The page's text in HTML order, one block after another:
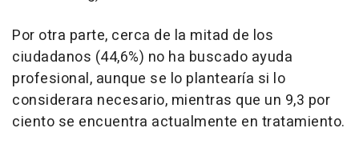
Por otra parte, cerca de la mitad de los
ciudadanos (44,6%) no ha buscado ayuda
profesional, aunque se lo plantearía si lo
considerara necesario, mientras que un 9,3 por
ciento se encuentra actualmente en tratamiento.